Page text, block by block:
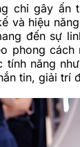
chỉ gây ấn
và hiệu
đến sự
phong
năng
tin, giải trí